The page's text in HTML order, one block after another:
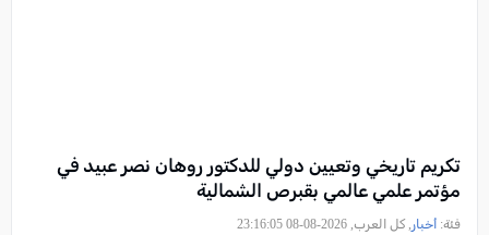
تكريم تاريخي وتعيين دولي للدكتور روهان نصر عبيد في
مؤتمر علمي عالمي بقبرص الشمالية
فئة: أخبار , كل العرب, 2026-08-08 23:16:05